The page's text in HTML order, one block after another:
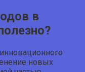
в
новых